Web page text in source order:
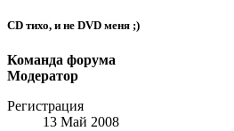
CD тихо, и не DVD меня ;)
Команда форума
Модератор
Регистрация
13 Май 2008